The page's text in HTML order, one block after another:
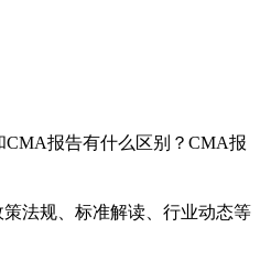
CMA报告有什么区别？CMA报
法规、标准解读、行业动态等